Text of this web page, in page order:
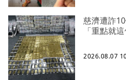
慈濟遭詐
「重點就
2026.08.07